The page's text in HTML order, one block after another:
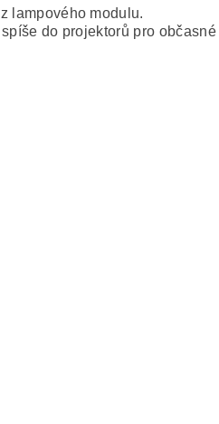
lampového modulu.
do projektorů pro